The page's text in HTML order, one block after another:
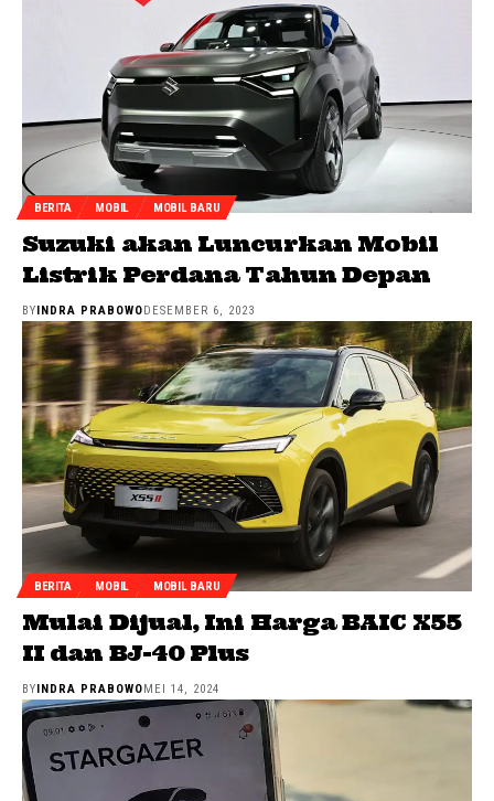
BERITA MOBIL MOBIL BARU
Suzuki akan Luncurkan Mobil
Listrik Perdana Tahun Depan
BY INDRA PRABOWO DESEMBER 6, 2023
BERITA MOBIL MOBIL BARU
Mulai Dijual, Ini Harga BAIC X55
II dan BJ-40 Plus
BY INDRA PRABOWO MEI 14, 2024